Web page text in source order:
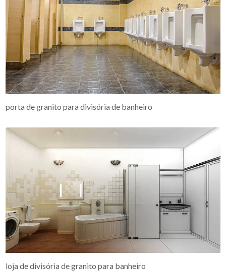
porta de granito para divisória de banheiro
loja de divisória de granito para banheiro